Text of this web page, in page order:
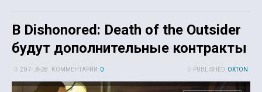
В Dishonored: Death of the Outsider
будут дополнительные контракты
PUBLISHED: OXTON
20 7-, 8-28 КОММЕНТАРИИ: 0